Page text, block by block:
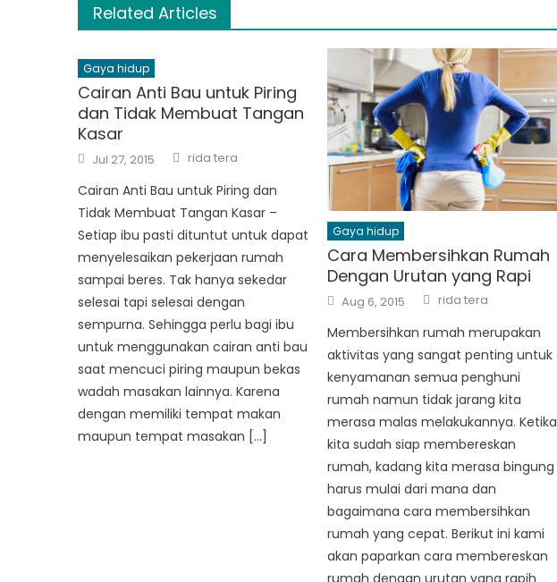
Related Articles
Gaya hidup
Cairan Anti Bau untuk Piring
dan Tidak Membuat Tangan
Kasar
Posted
on
Jul 27, 2015 Author
rida tera
Cairan Anti Bau untuk Piring dan
Tidak Membuat Tangan Kasar –
Setiap ibu pasti dituntut untuk dapat
menyelesaikan pekerjaan rumah
sampai beres. Tak hanya sekedar
selesai tapi selesai dengan
sempurna. Sehingga perlu bagi ibu
untuk menggunakan cairan anti bau
saat mencuci piring maupun bekas
wadah masakan lainnya. Karena
dengan memiliki tempat makan
maupun tempat masakan […]
Gaya hidup
Cara Membersihkan Rumah
Dengan Urutan yang Rapi
Posted
on
Aug 6, 2015 Author
rida tera
Membersihkan rumah merupakan
aktivitas yang sangat penting untuk
kenyamanan semua penghuni
rumah namun tidak jarang kita
merasa malas melakukannya. Ketika
kita sudah siap membereskan
rumah, kadang kita merasa bingung
harus mulai dari mana dan
bagaimana cara membersihkan
rumah yang cepat. Berikut ini kami
akan paparkan cara membereskan
rumah dengan urutan yang rapih